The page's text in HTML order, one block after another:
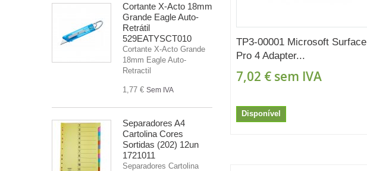
Cortante X-Acto 18mm
Grande Eagle Auto-
Retrátil
529EATYSCT010
Cortante X-Acto Grande
18mm Eagle Auto-
Retractil
1,77 € Sem IVA
Separadores A4
Cartolina Cores
Sortidas (202) 12un
1721011
Separadores Cartolina
TP3-00001 Microsoft Surface
Pro 4 Adapter...
7,02 € sem IVA
Disponível